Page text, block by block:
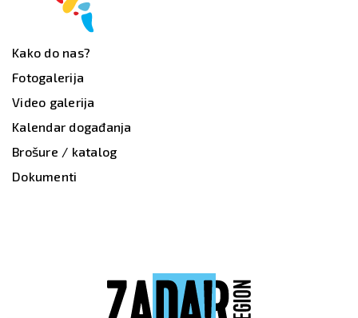
Kako do nas?
Fotogalerija
Video galerija
Kalendar događanja
Brošure / katalog
Dokumenti